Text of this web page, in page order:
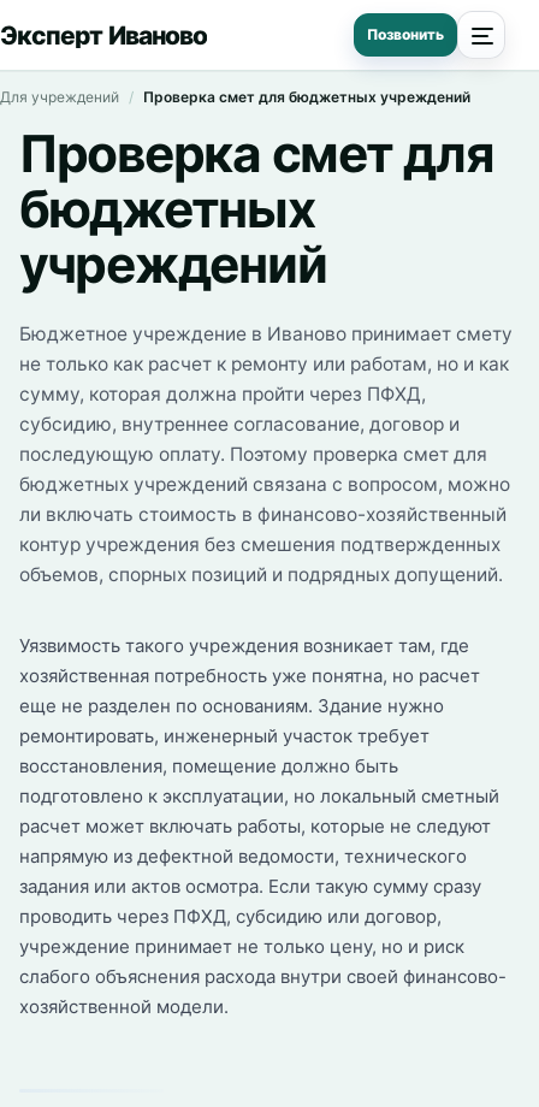
Эксперт Иваново
Для учреждений Проверка смет для бюджетных учреждений
Проверка смет для
бюджетных
учреждений
Бюджетное учреждение в Иваново принимает смету
не только как расчет к ремонту или работам, но и как
сумму, которая должна пройти через ПФХД,
субсидию, внутреннее согласование, договор и
последующую оплату. Поэтому проверка смет для
бюджетных учреждений связана с вопросом, можно
ли включать стоимость в финансово-хозяйственный
контур учреждения без смешения подтвержденных
объемов, спорных позиций и подрядных допущений.
Уязвимость такого учреждения возникает там, где
хозяйственная потребность уже понятна, но расчет
еще не разделен по основаниям. Здание нужно
ремонтировать, инженерный участок требует
восстановления, помещение должно быть
подготовлено к эксплуатации, но локальный сметный
расчет может включать работы, которые не следуют
напрямую из дефектной ведомости, технического
задания или актов осмотра. Если такую сумму сразу
проводить через ПФХД, субсидию или договор,
учреждение принимает не только цену, но и риск
слабого объяснения расхода внутри своей финансово-
хозяйственной модели.